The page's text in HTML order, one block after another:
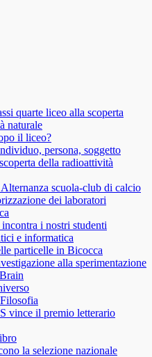
quarte liceo alla scoperta
naturale
il liceo?
persona, soggetto
della radioattività
scuola-club di calcio
dei laboratori
i nostri studenti
e informatica
particelle in Bicocca
alla sperimentazione
vince il premio letterario
la selezione nazionale